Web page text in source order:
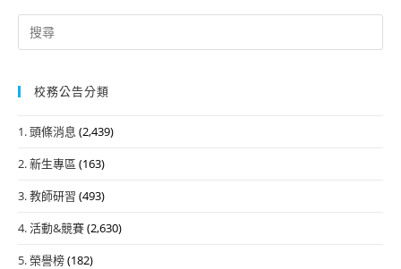
Search
for:
校務公告分類
1. 頭條消息 (2,439)
2. 新生專區 (163)
3. 教師研習 (493)
4. 活動&競賽(2,630)
5. 榮譽榜(182)